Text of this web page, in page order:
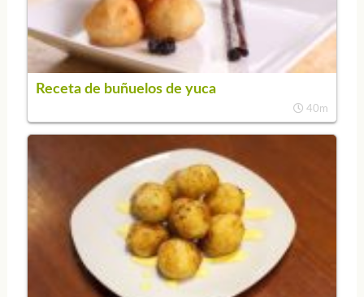
Receta de buñuelos de yuca
40m